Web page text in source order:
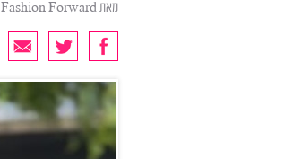
מאתFashion Forward